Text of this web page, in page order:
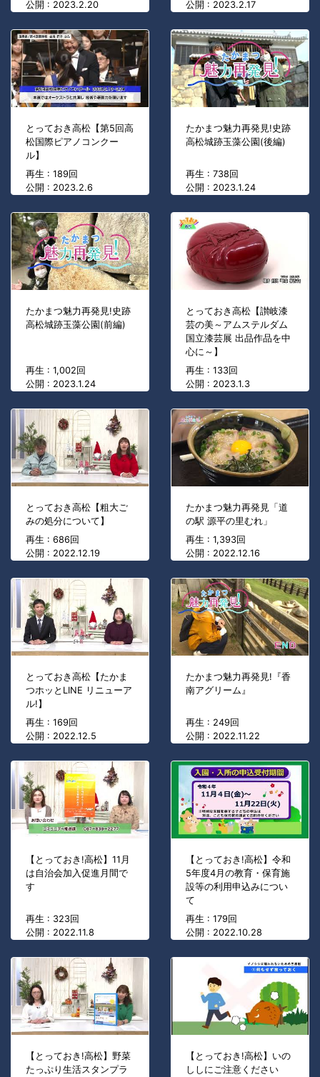
公開 : 2023.2.20 公開 : 2023.2.17
とっておき高松【第5回高
松国際ピアノコンクー
ル】
再生 : 189回
公開 : 2023.2.6
たかまつ魅力再発見!史跡
高松城跡玉藻公園(後編)
再生 : 738回
公開 : 2023.1.24
たかまつ魅力再発見!史跡
高松城跡玉藻公園(前編)
再生 : 1,002回
公開 : 2023.1.24
とっておき高松【讃岐漆
芸の美～アムステルダム
国立漆芸展 出品作品を中
心に～】
再生 : 133回
公開 : 2023.1.3
とっておき高松【粗大ご
みの処分について】
再生 : 686回
公開 : 2022.12.19
たかまつ魅力再発見「道
の駅 源平の里むれ」
再生 : 1,393回
公開 : 2022.12.16
とっておき高松【たかま
つホッとLINE リニューア
ル!】
再生 : 169回
公開 : 2022.12.5
たかまつ魅力再発見!『香
南アグリーム』
再生 : 249回
公開 : 2022.11.22
【とっておき!高松】11月
は自治会加入促進月間で
す
再生 : 323回
公開 : 2022.11.8
【とっておき!高松】令和
5年度4月の教育・保育施
設等の利用申込みについ
て
再生 : 179回
公開 : 2022.10.28
【とっておき!高松】野菜
たっぷり生活スタンプラ
【とっておき!高松】いの
ししにご注意ください